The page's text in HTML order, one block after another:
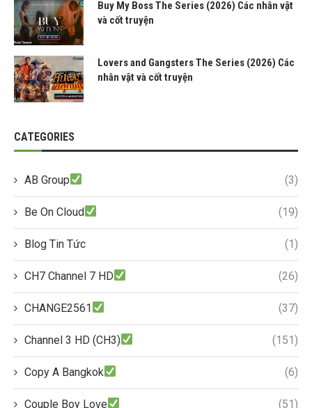
Buy My Boss The Series (2026) Các nhân vật
và cốt truyện
Lovers and Gangsters The Series (2026) Các
nhân vật và cốt truyện
CATEGORIES
AB Group (3)
Be On Cloud (19)
Blog Tin Tức (1)
CH7 Channel 7 HD (26)
CHANGE2561 (37)
Channel 3 HD (CH3) (151)
Copy A Bangkok (6)
Couple Boy Love (51)